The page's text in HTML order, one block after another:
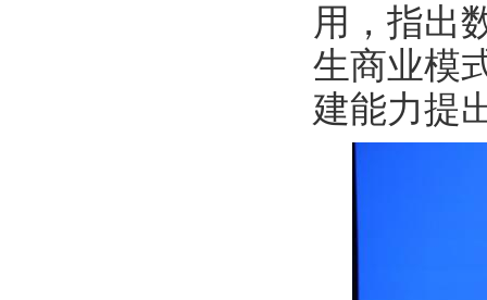
用，指出
生商业模
建能力提